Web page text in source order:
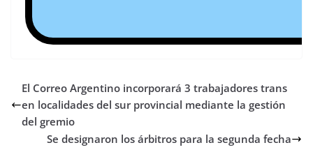
El Correo Argentino incorporará 3 trabajadores trans
en localidades del sur provincial mediante la gestión
del gremio
Se designaron los árbitros para la segunda fecha